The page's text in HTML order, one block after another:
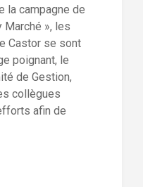
la campagne de
Marché », les
Castor se sont
poignant, le
de Gestion,
collègues
afin de